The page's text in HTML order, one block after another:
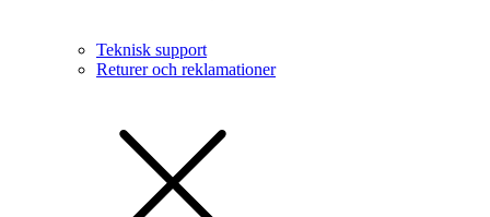
Teknisk support
Returer och reklamationer